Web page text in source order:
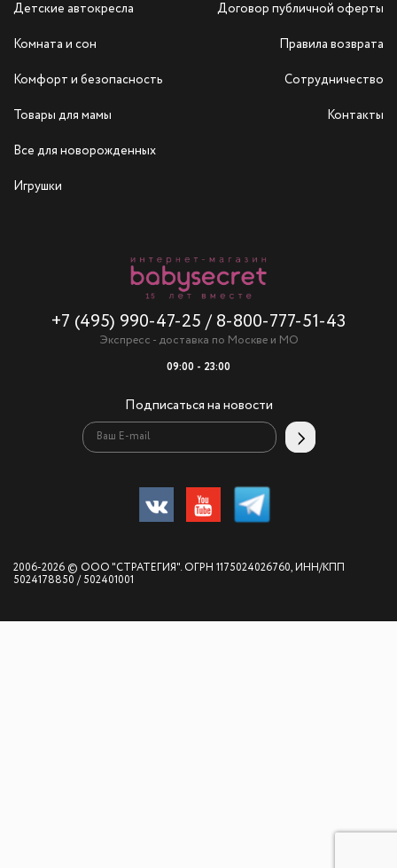
Детские автокресла
Комната и сон
Комфорт и безопасность
Товары для мамы
Все для новорожденных
Игрушки
+7 (495) 990-47-25 / 8-800-777-51-43
Экспресс - доставка по Москве и МО
09:00 - 23:00
Подписаться на новости
Договор публичной оферты
Правила возврата
Сотрудничество
Контакты
2006-2026 © ООО "СТРАТЕГИЯ". ОГРН 1175024026760, ИНН/КПП
5024178850 / 502401001